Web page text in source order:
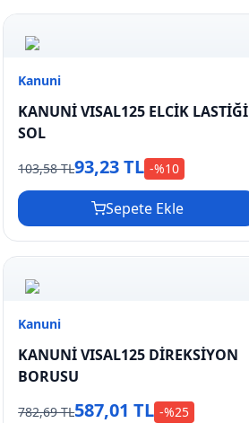
Kanuni
KANUNİ VISAL125 ELCİK LASTİĞİ
SOL
103,58 TL93,23 TL -%10
Sepete Ekle
Kanuni
KANUNİ VISAL125 DİREKSİYON
BORUSU
782,69 TL587,01 TL -%25